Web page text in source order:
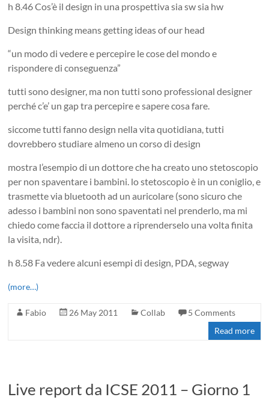
h 8.46 Cos’è il design in una prospettiva sia sw sia hw
Design thinking means getting ideas of our head
“un modo di vedere e percepire le cose del mondo e
rispondere di conseguenza”
tutti sono designer, ma non tutti sono professional designer
perché c’e’ un gap tra percepire e sapere cosa fare.
siccome tutti fanno design nella vita quotidiana, tutti
dovrebbero studiare almeno un corso di design
mostra l’esempio di un dottore che ha creato uno stetoscopio
per non spaventare i bambini. lo stetoscopio è in un coniglio, e
trasmette via bluetooth ad un auricolare (sono sicuro che
adesso i bambini non sono spaventati nel prenderlo, ma mi
chiedo come faccia il dottore a riprenderselo una volta finita
la visita, ndr).
h 8.58 Fa vedere alcuni esempi di design, PDA, segway
(more…)
Fabio 26 May 2011 Collab
5 Comments
Read more
Live report da ICSE 2011 – Giorno 1